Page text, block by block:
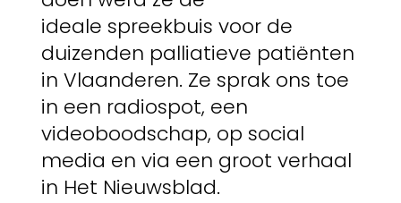
ideale spreekbuis voor de
duizenden palliatieve patiënten
in Vlaanderen. Ze sprak ons toe
in een radiospot, een
videoboodschap, op social
media en via een groot verhaal
in Het Nieuwsblad.